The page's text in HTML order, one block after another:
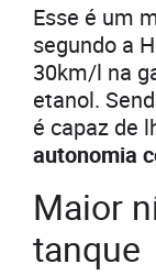
Esse é um
segundo a
30km/l na
etanol.
é capaz de
autonomia
Maior
tanque